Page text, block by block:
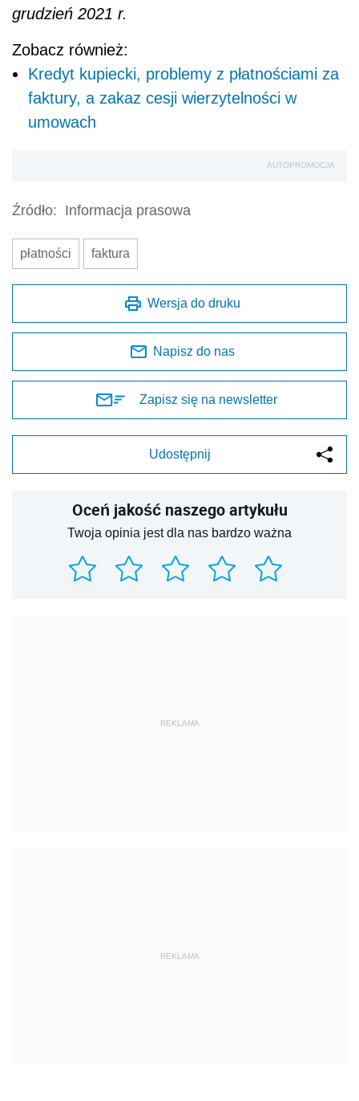
grudzień 2021 r.
Zobacz również:
Kredyt kupiecki, problemy z płatnościami za
faktury, a zakaz cesji wierzytelności w
umowach
AUTOPROMOCJA
Źródło: Informacja prasowa
płatności faktura
Wersja do druku
Napisz do nas
Zapisz się na newsletter
Udostępnij
Oceń jakość naszego artykułu
Twoja opinia jest dla nas bardzo ważna
REKLAMA
REKLAMA